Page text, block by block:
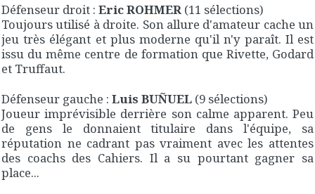
Défenseur droit : Eric ROHMER (11 sélections)
Toujours utilisé à droite. Son allure d'amateur cache un
jeu très élégant et plus moderne qu'il n'y paraît. Il est
issu du même centre de formation que Rivette, Godard
et Truffaut.
Défenseur gauche : Luis BUÑUEL (9 sélections)
Joueur imprévisible derrière son calme apparent. Peu
de gens le donnaient titulaire dans l'équipe, sa
réputation ne cadrant pas vraiment avec les attentes
des coachs des Cahiers. Il a su pourtant gagner sa
place...